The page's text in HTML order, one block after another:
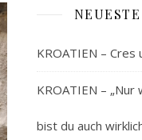
KROATIEN –
KROATIEN –
bist du auch